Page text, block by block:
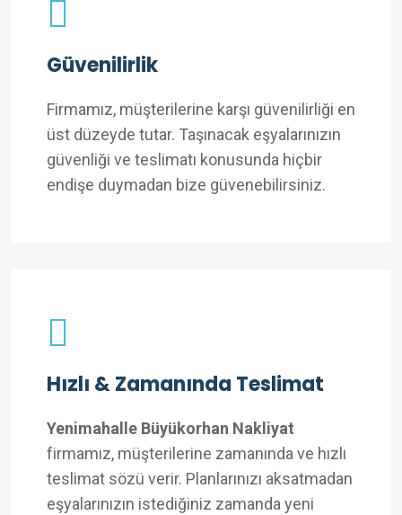
Güvenilirlik
Firmamız, müşterilerine karşı güvenilirliği en
üst düzeyde tutar. Taşınacak eşyalarınızın
güvenliği ve teslimatı konusunda hiçbir
endişe duymadan bize güvenebilirsiniz.
Hızlı & Zamanında Teslimat
Yenimahalle Büyükorhan Nakliyat
firmamız, müşterilerine zamanında ve hızlı
teslimat sözü verir. Planlarınızı aksatmadan
eşyalarınızın istediğiniz zamanda yeni